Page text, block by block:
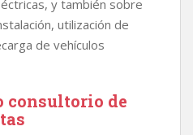
y también sobre
utilización de
de vehículos
consultorio de